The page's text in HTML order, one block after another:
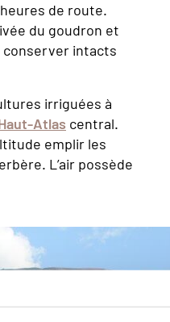
de route.
du goudron et
conserver intacts
irriguées à
Atlas central.
emplir les
L’air possède